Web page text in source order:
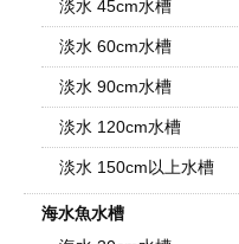
淡水 45cm水槽
淡水 60cm水槽
淡水 90cm水槽
淡水 120cm水槽
淡水 150cm以上水槽
海水魚水槽